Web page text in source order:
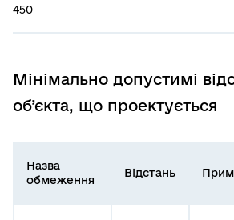
450
Мінімально допустимі
об’єкта, що проектується
Назва
обмеження
Відстань